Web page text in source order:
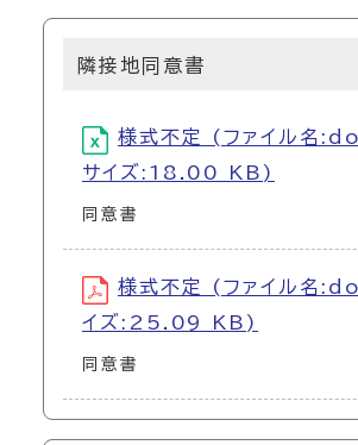
隣接地同意書
様式不定 (ファイル名
サイズ:18.00 KB)
同意書
様式不定 (ファイル名
イズ:25.09 KB)
同意書